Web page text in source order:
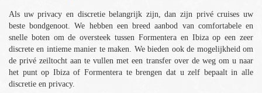
Als uw privacy en discretie belangrijk zijn, dan zijn privé cruises uw
beste bondgenoot. We hebben een breed aanbod van comfortabele en
snelle boten om de oversteek tussen Formentera en Ibiza op een zeer
discrete en intieme manier te maken. We bieden ook de mogelijkheid om
de privé zeiltocht aan te vullen met een transfer over de weg om u naar
het punt op Ibiza of Formentera te brengen dat u zelf bepaalt in alle
discretie en privacy.